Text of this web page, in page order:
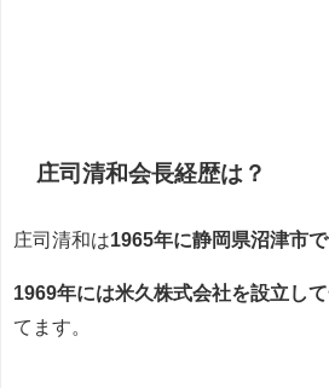
庄司清和会長経歴は？
庄司清和は1965年に静岡県沼津市
1969年には米久株式会社を設立し
てます。